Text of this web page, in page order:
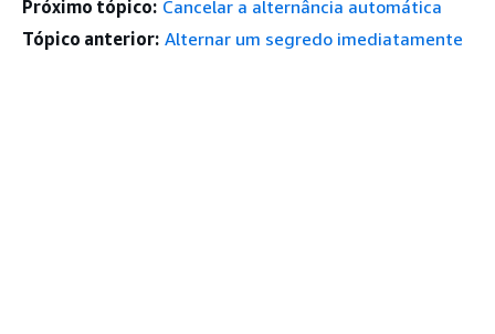
Próximo tópico: Cancelar a alternância automática
Tópico anterior: Alternar um segredo imediatamente